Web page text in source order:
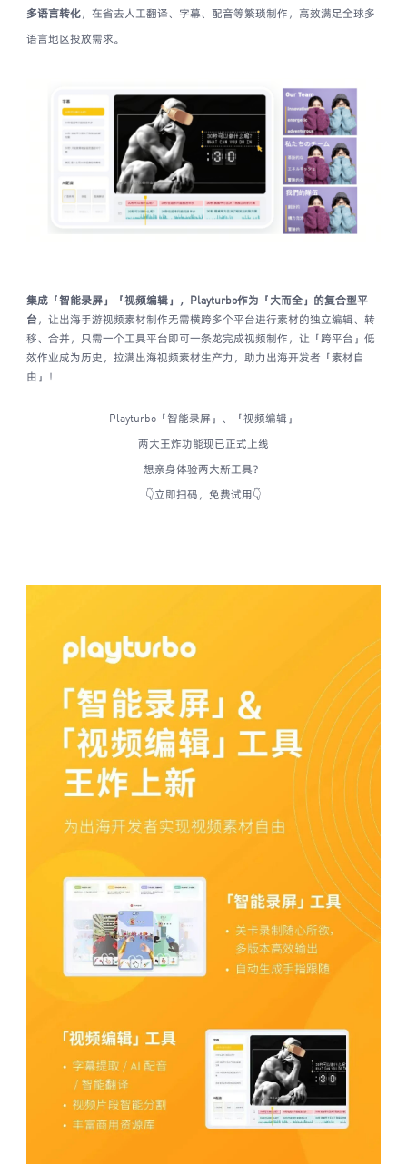
多语言转化，在省去人工翻译、字幕、配音等繁琐制作，高效满足全球多
语言地区投放需求。
集成「智能录屏」「视频编辑」，Playturbo作为「大而全」的复合型平
台，让出海手游视频素材制作无需横跨多个平台进行素材的独立编辑、转
移、合并，只需一个工具平台即可一条龙完成视频制作，让「跨平台」低
效作业成为历史，拉满出海视频素材生产力，助力出海开发者「素材自
由」！
Playturbo「智能录屏」、「视频编辑」
两大王炸功能现已正式上线
想亲身体验两大新工具？
👇立即扫码，免费试用👇